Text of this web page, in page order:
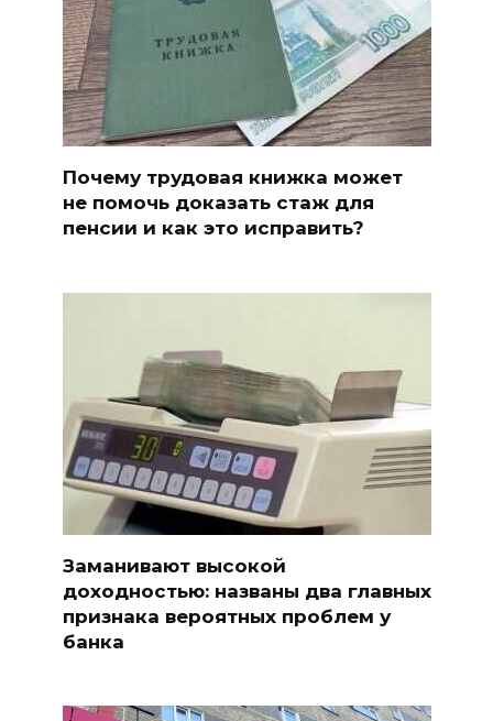
Почему трудовая книжка может
не помочь доказать стаж для
пенсии и как это исправить?
Заманивают высокой
доходностью: названы два главных
признака вероятных проблем у
банка